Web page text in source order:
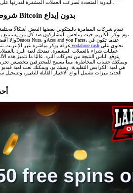
شروط وأحكام مهمة جدًا لمكافآت Bitcoin بدون إيداع
تقدم شركات المقامرة بالبيتكوين بعضها البعض أشكالًا
نوم بوكر الكازينو حيث يتنافس المشاركون ضد كل من يستمتع
غرفة بوكر مباشرة عبر الإنترنت دفعات vodafone cash
عمليات شراء بالعملات المشفرة. تمنحك لعبة النرد
يتوقع الناس النتيجة من تحركات النرد. غالبًا ما تتميز هذه
ويمكنك حساب المخاطرة، مما يسمح للمحترفين بتخصيص تجربة
هي لعبة الكرابس التقليدية، وسيك بو، ويمكنك لعب لعبة فيديو
الجديد ميزات تشمل أنواع الاختيار القابلة للتغيير، وتسجيل